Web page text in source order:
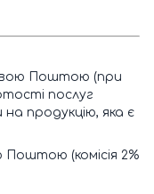
Поштою (при
послуг
на продукцію, яка є
(комісія 2%